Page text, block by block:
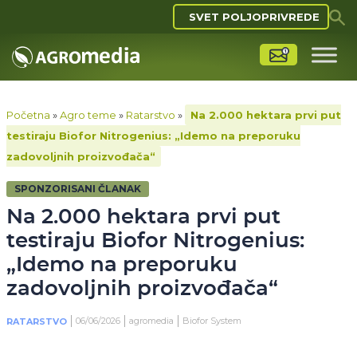
SVET POLJOPRIVREDE
Početna »Agro teme » Ratarstvo »
Na 2.000 hektara prvi put
testiraju Biofor Nitrogenius: „Idemo na preporuku
zadovoljnih proizvođača“
SPONZORISANI ČLANAK
Na 2.000 hektara prvi put
testiraju Biofor Nitrogenius:
„Idemo na preporuku
zadovoljnih proizvođača“
RATARSTVO 06/06/2026 agromedia Biofor System